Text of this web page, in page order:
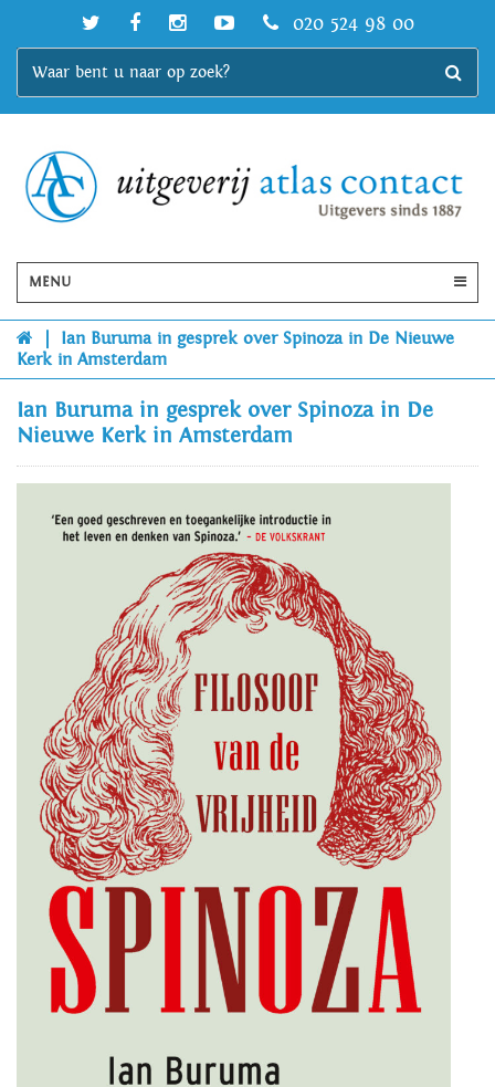
020 524 98 00
MENU
Ian Buruma in gesprek over Spinoza in De Nieuwe
Kerk in Amsterdam
Ian Buruma in gesprek over Spinoza in De
Nieuwe Kerk in Amsterdam